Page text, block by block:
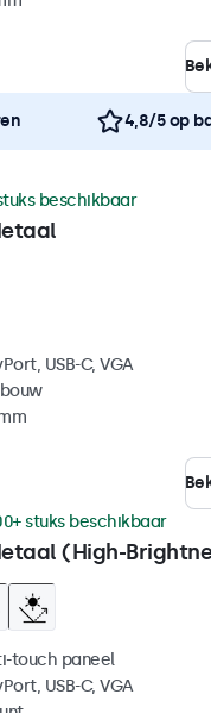
4,8/5 op
beschikbaar
USB-C, VGA
(High-
stuks beschikbaar
touch paneel
USB-C, VGA